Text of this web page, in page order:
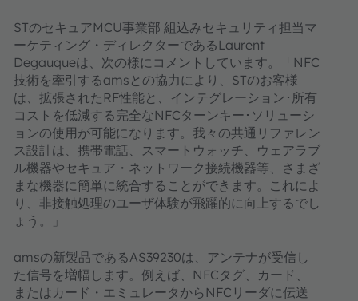
STのセキュアMCU事業部 組込みセキュリティ担当マ
ーケティング・ディレクターであるLaurent
Degauqueは、次の様にコメントしています。「NFC
技術を牽引するamsとの協力により、STのお客様
は、拡張されたRF性能と、インテグレーション･所有
コストを低減する完全なNFCターンキー･ソリューシ
ョンの使用が可能になります。我々の共通リファレン
ス設計は、携帯電話、スマートウォッチ、ウェアラブ
ル機器やセキュア・ネットワーク接続機器等、さまざ
まな機器に簡単に統合することができます。これによ
り、非接触処理のユーザ体験が飛躍的に向上するでし
ょう。」
amsの新製品であるAS39230は、アンテナが受信し
た信号を増幅します。例えば、NFCタグ、カード、
またはカード・エミュレータからNFCリーダに伝送